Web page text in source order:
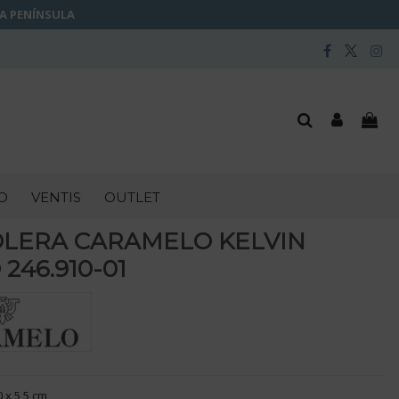
PENÍNSULA
VENTIS OUTLET
CARAMELO KELVIN
246.910-01
x 5,5 cm